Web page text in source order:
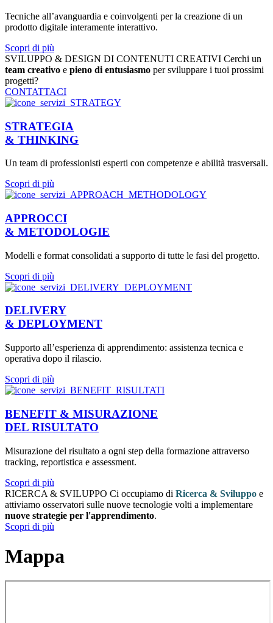
Tecniche all’avanguardia e coinvolgenti per la creazione di un
prodotto digitale interamente interattivo.
Scopri di più
SVILUPPO & DESIGN DI CONTENUTI CREATIVI Cerchi un
team creativo e pieno di entusiasmo per sviluppare i tuoi prossimi
progetti?
CONTATTACI
STRATEGIA
& THINKING
Un team di professionisti esperti con competenze e abilità trasversali.
Scopri di più
APPROCCI
& METODOLOGIE
Modelli e format consolidati a supporto di tutte le fasi del progetto.
Scopri di più
DELIVERY
& DEPLOYMENT
Supporto all’esperienza di apprendimento: assistenza tecnica e
operativa dopo il rilascio.
Scopri di più
BENEFIT & MISURAZIONE
DEL RISULTATO
Misurazione del risultato a ogni step della formazione attraverso
tracking, reportistica e assessment.
Scopri di più
RICERCA & SVILUPPO Ci occupiamo di Ricerca & Sviluppo e
attiviamo osservatori sulle nuove tecnologie volti a implementare
nuove strategie per l'apprendimento.
Scopri di più
Mappa